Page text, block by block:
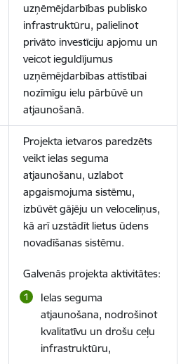
uzņēmējdarbības publisko
infrastruktūru, palielinot
privāto investīciju apjomu un
veicot ieguldījumus
uzņēmējdarbības attīstībai
nozīmīgu ielu pārbūvē un
atjaunošanā.
Projekta ietvaros paredzēts
veikt ielas seguma
atjaunošanu, uzlabot
apgaismojuma sistēmu,
izbūvēt gājēju un veloceliņus,
kā arī uzstādīt lietus ūdens
novadīšanas sistēmu.
Galvenās projekta aktivitātes:
Ielas seguma
atjaunošana, nodrošinot
kvalitatīvu un drošu ceļu
infrastruktūru,